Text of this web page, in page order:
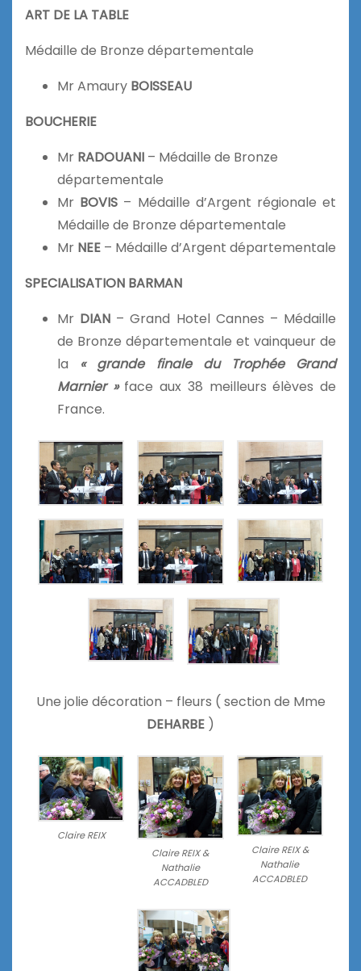
ART DE LA TABLE
Médaille de Bronze départementale
Mr Amaury BOISSEAU
BOUCHERIE
Mr RADOUANI – Médaille de Bronze
départementale
Mr BOVIS – Médaille d’Argent régionale et
Médaille de Bronze départementale
Mr NEE – Médaille d’Argent départementale
SPECIALISATION BARMAN
Mr DIAN – Grand Hotel Cannes – Médaille
de Bronze départementale et vainqueur de
la « grande finale du Trophée
Grand
Marnier »face aux 38 meilleurs élèves de
France.
Une jolie décoration – fleurs ( section de Mme
DEHARBE )
Claire REIX
Claire REIX &
Nathalie
ACCADBLED
Claire REIX &
Nathalie
ACCADBLED